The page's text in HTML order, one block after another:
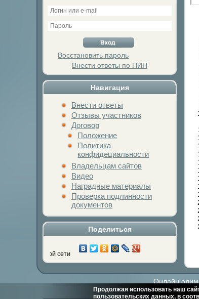
Восстановить пароль
Внести ответы по ПИН
Навигация
Внести ответы
Отзывы участников
Договор
Положение
Политика
конфидециальности
Владельцам сайтов
Видео
Наградные материалы
Проверка подлинности
документов
Поделиться
социальной сети
Онлайн
Продолжая использовать наш
пользовательских данных, в